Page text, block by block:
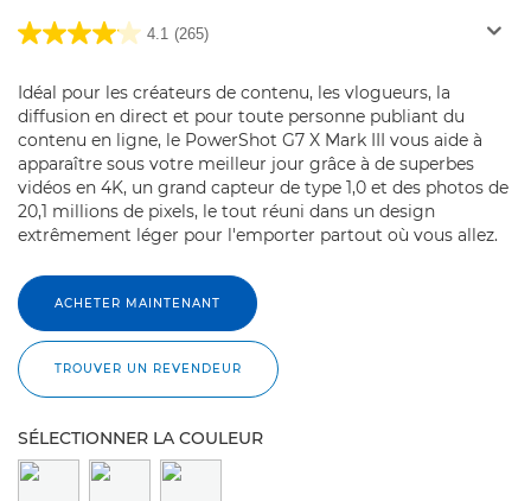
4.1 (265)
Idéal pour les créateurs de contenu, les vlogueurs, la
diffusion en direct et pour toute personne publiant du
contenu en ligne, le PowerShot G7 X Mark III vous aide à
apparaître sous votre meilleur jour grâce à de superbes
vidéos en 4K, un grand capteur de type 1,0 et des photos de
20,1 millions de pixels, le tout réuni dans un design
extrêmement léger pour l'emporter partout où vous allez.
ACHETER MAINTENANT
TROUVER UN REVENDEUR
SÉLECTIONNER LA COULEUR